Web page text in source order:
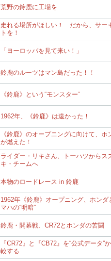
荒野の鈴鹿に工場を
走れる場所がほしい！ だから、サー
トを！
「ヨーロッパを見て来い！」
鈴鹿のルーツはマン島だった！！
《鈴鹿》という“モンスター”
1962年、《鈴鹿》は遠かった！
《鈴鹿》のオープニングに向けて、ホ
が燃えた！
ライダー・リキさん、トーハツからス
キ・チームへ
本物のロードレース in 鈴鹿
1962年《鈴鹿》オープニング、ホンダ
マハの“明暗”
鈴鹿・開幕戦、CR72とホンダの苦闘
『CR72』と『CB72』を“公式データ”
較する